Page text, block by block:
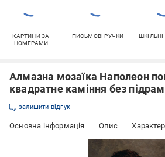
КАРТИНИ ЗА
НОМЕРАМИ
ПИСЬМОВІ РУЧКИ
Алмазна мозаїка Наполеон
квадратне каміння без
залишити відгук
Основна інформація Опис